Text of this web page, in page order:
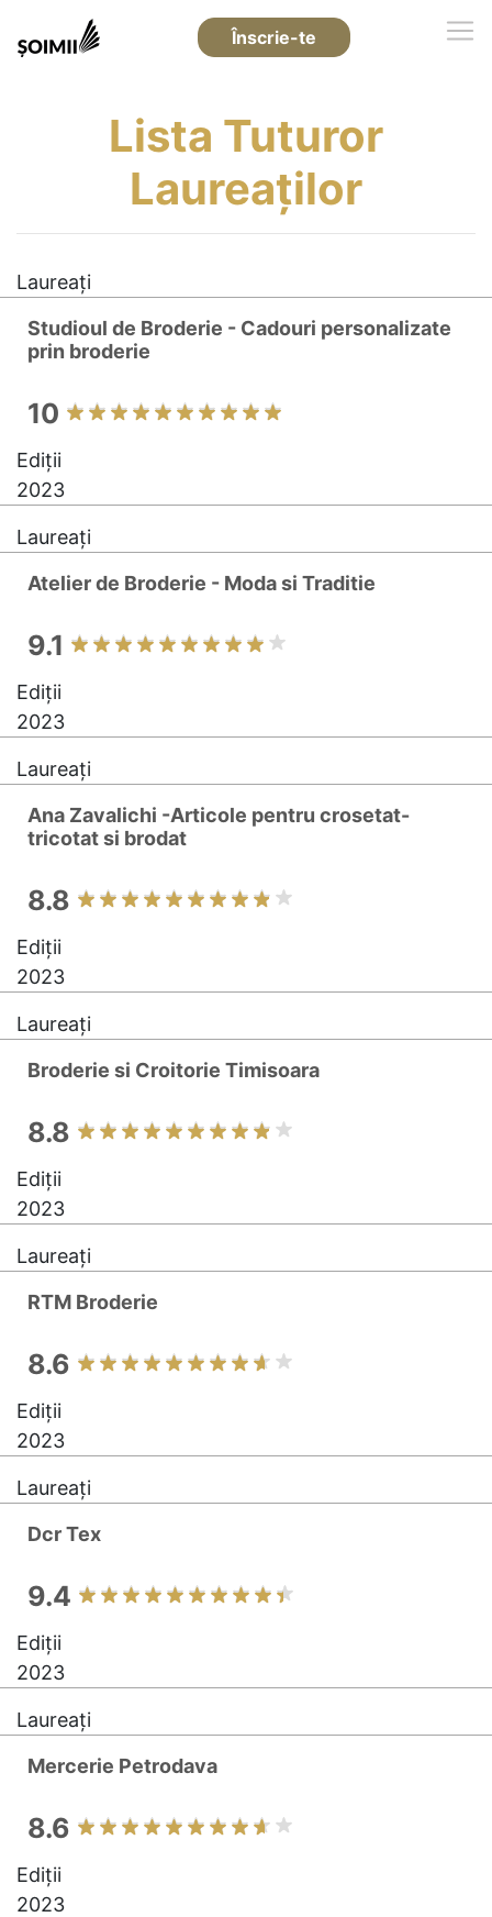
Înscrie-te
Lista Tuturor
Laureaților
Laureați
Studioul de Broderie - Cadouri personalizate
prin broderie
10
Ediții
2023
Laureați
Atelier de Broderie - Moda si Traditie
9.1
Ediții
2023
Laureați
Ana Zavalichi -Articole pentru crosetat-
tricotat si brodat
8.8
Ediții
2023
Laureați
Broderie si Croitorie Timisoara
8.8
Ediții
2023
Laureați
RTM Broderie
8.6
Ediții
2023
Laureați
Dcr Tex
9.4
Ediții
2023
Laureați
Mercerie Petrodava
8.6
Ediții
2023